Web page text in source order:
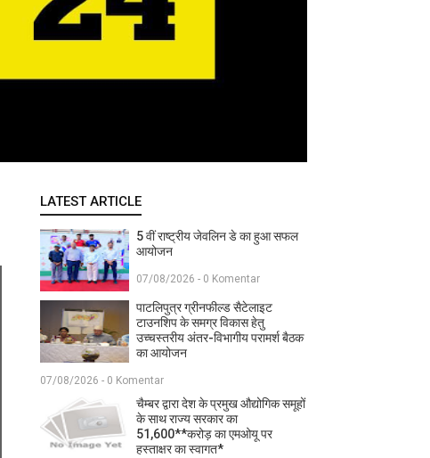
LATEST ARTICLE
5 वीं राष्ट्रीय जेवलिन डे का हुआ सफल
आयोजन
07/08/2026 - 0 Komentar
पाटलिपुत्र ग्रीनफील्ड सैटेलाइट
टाउनशिप के समग्र विकास हेतु
उच्चस्तरीय अंतर-विभागीय परामर्श बैठक
का आयोजन
07/08/2026 - 0 Komentar
चैम्बर द्वारा देश के प्रमुख औद्योगिक समूहों
के साथ राज्य सरकार का
51,600**करोड़ का एमओयू पर
हस्ताक्षर का स्वागत*